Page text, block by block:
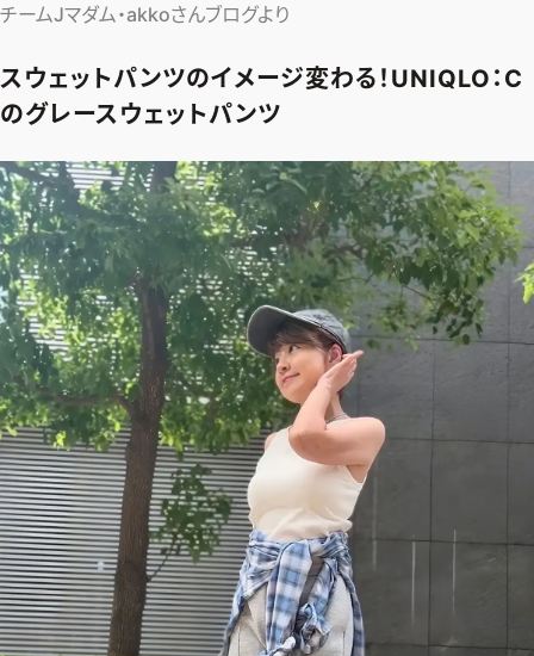
チームJマダム・akkoさんブログより
スウェットパンツのイメージ変わる！UNIQLO：C
のグレースウェットパンツ